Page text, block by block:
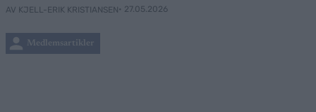
AV KJELL-ERIK KRISTIANSEN• 27.05.2026
Medlemsartikler